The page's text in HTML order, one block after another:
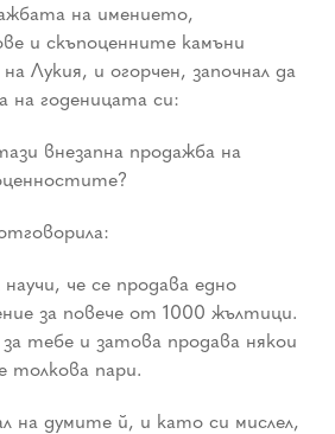
на имението,
и скъпоценните камъни
Лукия, и огорчен, започнал да
на годеницата си:
внезапна продажба на
че се продава едно
за повече от 1000 жълтици.
за тебе и затова продава някои
толкова пари.
на думите й, и като си мислел,